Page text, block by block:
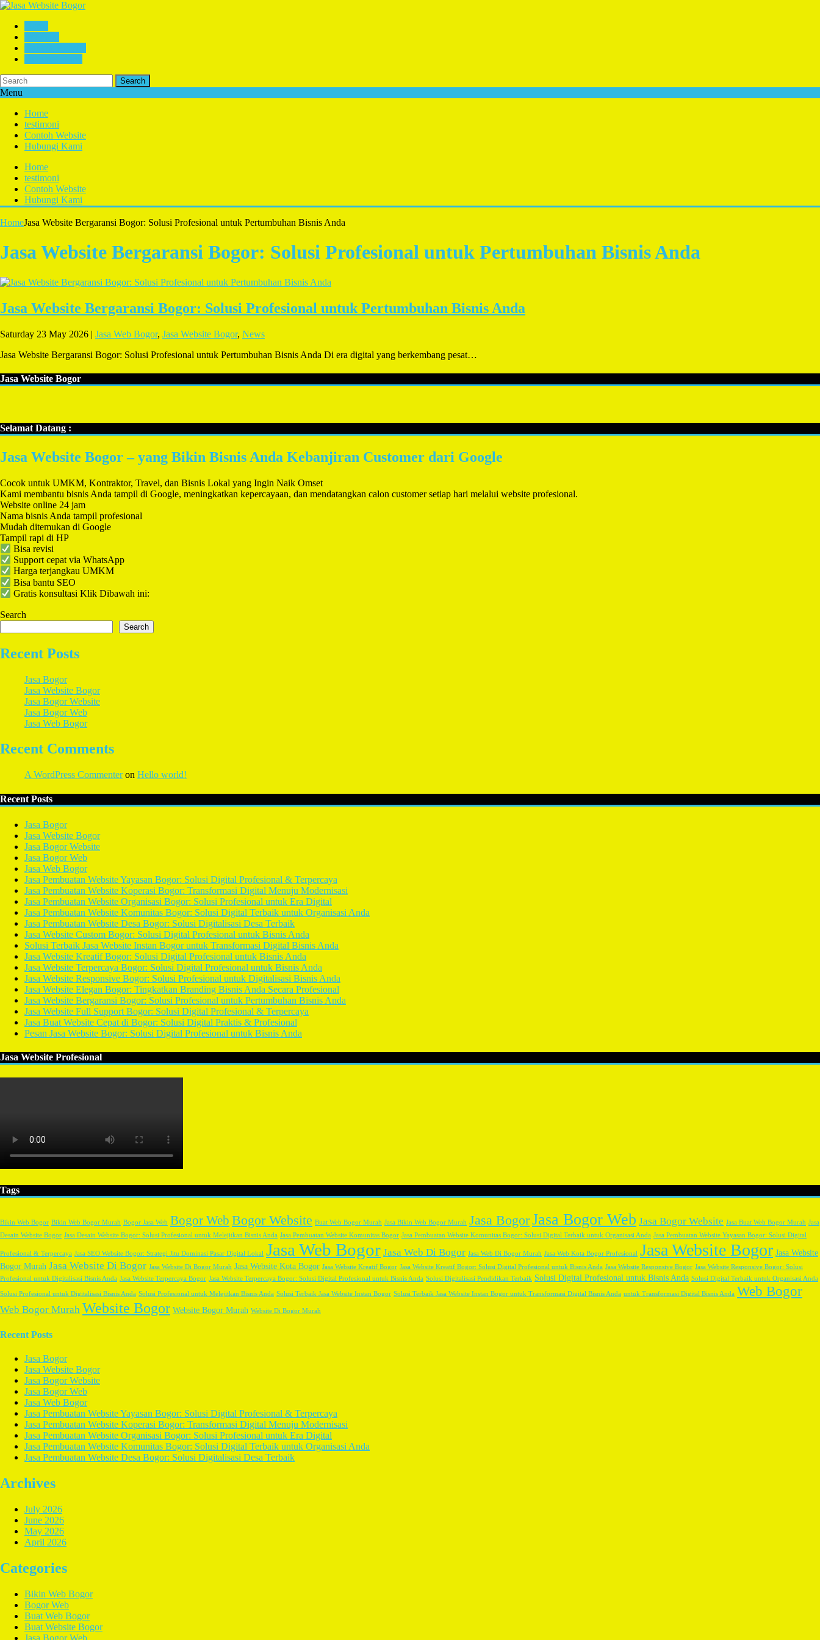
Search
Menu
Home
testimoni
Contoh Website
Hubungi Kami
Home
testimoni
Contoh Website
Hubungi Kami
HomeJasa Website Bergaransi Bogor: Solusi Profesional untuk Pertumbuhan Bisnis Anda
Jasa Website Bergaransi Bogor: Solusi Profesional untuk Pertumbuhan Bisnis Anda
Jasa Website Bergaransi Bogor: Solusi Profesional untuk Pertumbuhan Bisnis Anda
Saturday 23 May 2026 | Jasa Web Bogor, Jasa Website Bogor, News
Jasa Website Bergaransi Bogor: Solusi Profesional untuk Pertumbuhan Bisnis Anda Di era digital yang berkembang pesat…
Jasa Website Bogor
Selamat Datang :
Jasa Website Bogor – yang Bikin Bisnis Anda Kebanjiran Customer dari Google
Cocok untuk UMKM, Kontraktor, Travel, dan Bisnis Lokal yang Ingin Naik Omset
Kami membantu bisnis Anda tampil di Google, meningkatkan kepercayaan, dan mendatangkan calon customer setiap hari melalui website profesional.
Website online 24 jam
Nama bisnis Anda tampil profesional
Mudah ditemukan di Google
Tampil rapi di HP
Bisa revisi
Support cepat via WhatsApp
Harga terjangkau UMKM
Bisa bantu SEO
Gratis konsultasi Klik Dibawah ini:
Search
Search
Recent Posts
Jasa Bogor
Jasa Website Bogor
Jasa Bogor Website
Jasa Bogor Web
Jasa Web Bogor
Recent Comments
A WordPress Commenteron Hello world!
Recent Posts
Jasa Bogor
Jasa Website Bogor
Jasa Bogor Website
Jasa Bogor Web
Jasa Web Bogor
Jasa Pembuatan Website Yayasan Bogor: Solusi Digital Profesional & Terpercaya
Jasa Pembuatan Website Koperasi Bogor: Transformasi Digital Menuju Modernisasi
Jasa Pembuatan Website Organisasi Bogor: Solusi Profesional untuk Era Digital
Jasa Pembuatan Website Komunitas Bogor: Solusi Digital Terbaik untuk Organisasi Anda
Jasa Pembuatan Website Desa Bogor: Solusi Digitalisasi Desa Terbaik
Jasa Website Custom Bogor: Solusi Digital Profesional untuk Bisnis Anda
Solusi Terbaik Jasa Website Instan Bogor untuk Transformasi Digital Bisnis Anda
Jasa Website Kreatif Bogor: Solusi Digital Profesional untuk Bisnis Anda
Jasa Website Terpercaya Bogor: Solusi Digital Profesional untuk Bisnis Anda
Jasa Website Responsive Bogor: Solusi Profesional untuk Digitalisasi Bisnis Anda
Jasa Website Elegan Bogor: Tingkatkan Branding Bisnis Anda Secara Profesional
Jasa Website Bergaransi Bogor: Solusi Profesional untuk Pertumbuhan Bisnis Anda
Jasa Website Full Support Bogor: Solusi Digital Profesional & Terpercaya
Jasa Buat Website Cepat di Bogor: Solusi Digital Praktis & Profesional
Pesan Jasa Website Bogor: Solusi Digital Profesional untuk Bisnis Anda
Jasa Website Profesional
Tags
Bikin Web Bogor Bikin Web Bogor Murah Bogor Jasa Web Bogor Web Bogor Website Buat Web Bogor Murah Jasa Bikin Web Bogor Murah Jasa BogorJasa Bogor Web Jasa Bogor Website Jasa Buat Web Bogor Murah Jasa
Desain Website Bogor Jasa Desain Website Bogor: Solusi Profesional untuk Melejitkan Bisnis Anda Jasa Pembuatan Website Komunitas Bogor Jasa Pembuatan Website Komunitas Bogor: Solusi Digital Terbaik untuk Organisasi Anda Jasa Pembuatan Website Yayasan Bogor: Solusi Digital
Profesional & Terpercaya Jasa SEO Website Bogor: Strategi Jitu Dominasi Pasar Digital Lokal Jasa Web Bogor Jasa Web Di Bogor Jasa Web Di Bogor Murah Jasa Web Kota Bogor Profesional Jasa Website Bogor Jasa Website
Bogor Murah Jasa Website Di Bogor Jasa Website Di Bogor Murah Jasa Website Kota Bogor Jasa Website Kreatif Bogor Jasa Website Kreatif Bogor: Solusi Digital Profesional untuk Bisnis Anda Jasa Website Responsive Bogor Jasa Website Responsive Bogor: Solusi
Profesional untuk Digitalisasi Bisnis Anda Jasa Website Terpercaya Bogor Jasa Website Terpercaya Bogor: Solusi Digital Profesional untuk Bisnis Anda Solusi Digitalisasi Pendidikan Terbaik Solusi Digital Profesional untuk Bisnis Anda Solusi Digital Terbaik untuk Organisasi Anda
Solusi Profesional untuk Digitalisasi Bisnis Anda Solusi Profesional untuk Melejitkan Bisnis Anda Solusi Terbaik Jasa Website Instan Bogor Solusi Terbaik Jasa Website Instan Bogor untuk Transformasi Digital Bisnis Anda untuk Transformasi Digital Bisnis Anda Web Bogor
Web Bogor Murah Website Bogor Website Bogor Murah Website Di Bogor Murah
Recent Posts
Jasa Bogor
Jasa Website Bogor
Jasa Bogor Website
Jasa Bogor Web
Jasa Web Bogor
Jasa Pembuatan Website Yayasan Bogor: Solusi Digital Profesional & Terpercaya
Jasa Pembuatan Website Koperasi Bogor: Transformasi Digital Menuju Modernisasi
Jasa Pembuatan Website Organisasi Bogor: Solusi Profesional untuk Era Digital
Jasa Pembuatan Website Komunitas Bogor: Solusi Digital Terbaik untuk Organisasi Anda
Jasa Pembuatan Website Desa Bogor: Solusi Digitalisasi Desa Terbaik
Archives
July 2026
June 2026
May 2026
April 2026
Categories
Bikin Web Bogor
Bogor Web
Buat Web Bogor
Buat Website Bogor
Jasa Bogor Web